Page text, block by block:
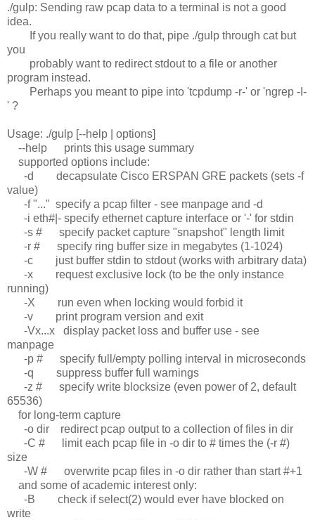
./gulp: Sending raw pcap data to a terminal is not a good
idea.
If you really want to do that, pipe ./gulp through cat but
you
probably want to redirect stdout to a file or another
program instead.
Perhaps you meant to pipe into 'tcpdump -r-' or 'ngrep -I-
' ?
Usage: ./gulp [--help | options]
--help prints this usage summary
supported options include:
-d decapsulate Cisco ERSPAN GRE packets (sets -f
value)
-f "..." specify a pcap filter - see manpage and -d
-i eth#|- specify ethernet capture interface or '-' for stdin
-s # specify packet capture "snapshot" length limit
-r # specify ring buffer size in megabytes (1-1024)
-c just buffer stdin to stdout (works with arbitrary data)
-x request exclusive lock (to be the only instance
running)
-X run even when locking would forbid it
-v print program version and exit
-Vx...x display packet loss and buffer use - see
manpage
-p # specify full/empty polling interval in microseconds
-q suppress buffer full warnings
-z # specify write blocksize (even power of 2, default
65536)
for long-term capture
-o dir redirect pcap output to a collection of files in dir
-C # limit each pcap file in -o dir to # times the (-r #)
size
-W # overwrite pcap files in -o dir rather than start #+1
and some of academic interest only:
-B check if select(2) would ever have blocked on
write